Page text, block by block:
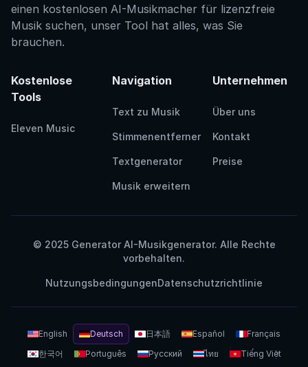
einen kostenlosen AI-Musikmacher für lizenzfreie
Musik suchen, unser Tool hat alles, was Sie
brauchen.
Kostenlose
Tools
Eleven Music
Navigation
Text zu Musik
Stimmenentferner
Textgenerator
Musik erweitern
Unternehmen
Über uns
Kontakt
Preise
© 2025 Generator AI-Musikgenerator. Alle Rechte
vorbehalten.
NutzungsbedingungenDatenschutzrichtlinie
English Deutsch 日本語 Español
Français
한국어
Português Русский ไทย
Tiếng Việt